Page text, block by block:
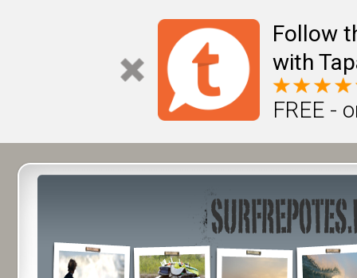
Follow
with
FREE -